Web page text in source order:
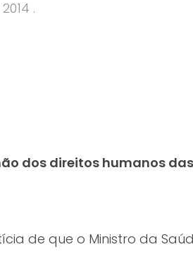
.
dos direitos humanos das
de que o Ministro da